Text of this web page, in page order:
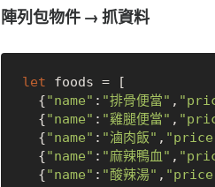
陣列包物件 → 抓資料
let foods = [
  {
"name" : "排骨便當" ,
  {
"name" : "雞腿便當" ,
  {
"name" : "滷肉飯" ,
  {
"name" : "麻辣鴨血" ,
  {
"name" : "酸辣湯" ,